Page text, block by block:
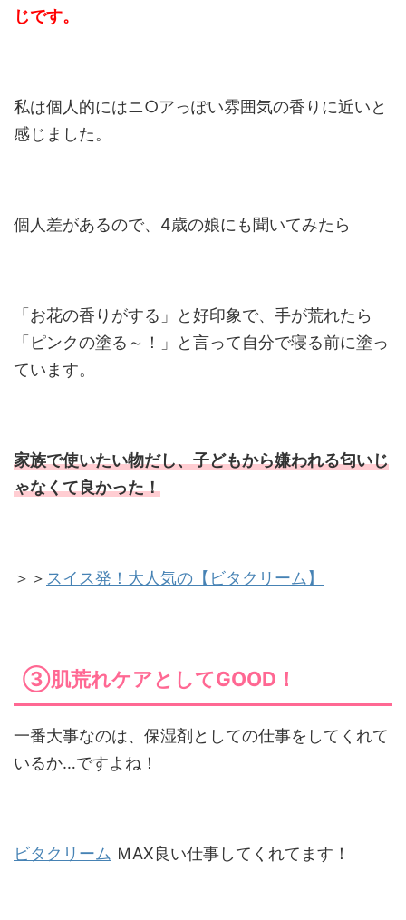
じです。
私は個人的にはニ○アっぽい雰囲気の香りに近いと
感じました。
個人差があるので、4歳の娘にも聞いてみたら
「お花の香りがする」と好印象で、手が荒れたら
「ピンクの塗る～！」と言って自分で寝る前に塗っ
ています。
家族で使いたい物だし、子どもから嫌われる匂いじ
ゃなくて良かった！
＞＞ スイス発！大人気の【ビタクリーム】
③肌荒れケアとしてGOOD！
一番大事なのは、保湿剤としての仕事をしてくれて
いるか…ですよね！
ビタクリーム ＭAX良い仕事してくれてます！